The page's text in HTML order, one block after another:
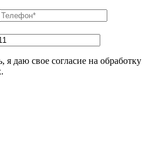
даю свое согласие на обработку